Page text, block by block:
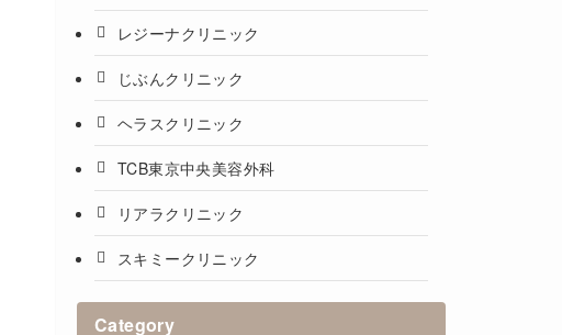
レジーナクリニック
じぶんクリニック
ヘラスクリニック
TCB東京中央美容外科
リアラクリニック
スキミークリニック
Category